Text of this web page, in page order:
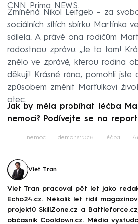
CNN Prima NEWS.
Zmíněná Nikol Leitgeb – za
sociálních sítích sbírku Martínka
sdílela. A právě ona rodičům
radostnou zprávu. „Je to tam!
znělo ve zprávě, kterou rodina
děkuji! Krásné ráno, pomohli jste
způsobem změnit Marťulkovi
otec.
Jak by měla probíhat léčba
nemoci? Podívejte se na
Failed to
nemoc demonstrace léčba
Viet Tran
Viet Tran pracoval pět let jako
Echo24.cz. Několik let řídil
projektů SkillZone.cz a
občasník Cooldown.cz. Média